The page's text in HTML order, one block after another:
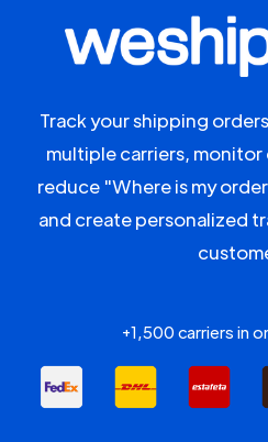
Track your shipping
multiple carriers,
reduce "Where is my
and create personalized
+1,500 carriers in